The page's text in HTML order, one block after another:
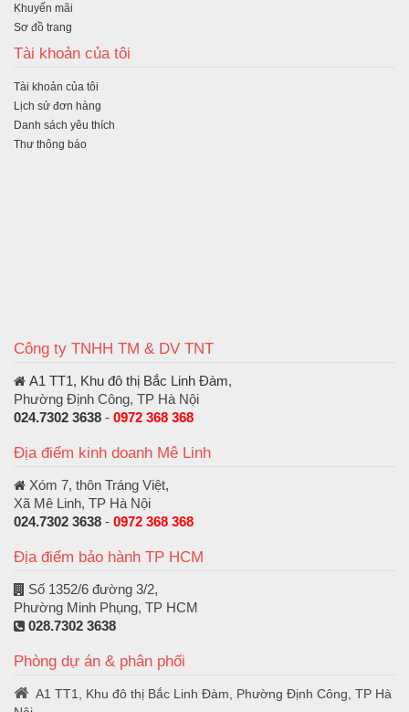
Khuyến mãi
Sơ đồ trang
Tài khoản của tôi
Tài khoản của tôi
Lịch sử đơn hàng
Danh sách yêu thích
Thư thông báo
Công ty TNHH TM & DV TNT
A1 TT1, Khu đô thị Bắc Linh Đàm,
Phường Định Công, TP Hà Nội
024.7302 3638 - 0972 368 368
Địa điểm kinh doanh Mê Linh
Xóm 7, thôn Tráng Việt,
Xã Mê Linh, TP Hà Nội
024.7302 3638 - 0972 368 368
Địa điểm bảo hành TP HCM
Số 1352/6 đường 3/2,
Phường Minh Phụng, TP HCM
028.7302 3638
Phòng dự án & phân phối
A1 TT1, Khu đô thị Bắc Linh Đàm, Phường Định Công, TP Hà